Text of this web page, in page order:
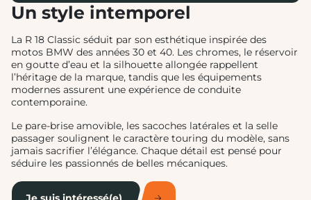
Un style intemporel
La R 18 Classic séduit par son esthétique inspirée des
motos BMW des années 30 et 40. Les chromes, le réservoir
en goutte d’eau et la silhouette allongée rappellent
l’héritage de la marque, tandis que les équipements
modernes assurent une expérience de conduite
contemporaine.
Le pare-brise amovible, les sacoches latérales et la selle
passager soulignent le caractère touring du modèle, sans
jamais sacrifier l’élégance. Chaque détail est pensé pour
séduire les passionnés de belles mécaniques.